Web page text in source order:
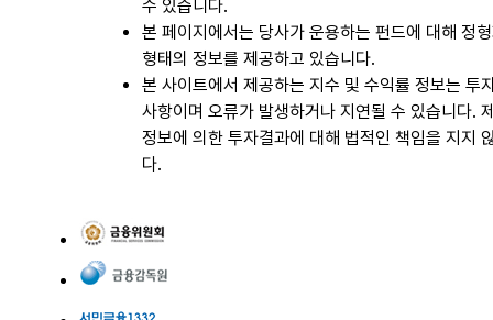
수 있습니다.
본 페이지에서는 당사가 운용하는 펀드에 대해 정
형태의 정보를 제공하고 있습니다.
본 사이트에서 제공하는 지수 및 수익률 정보는 투
사항이며 오류가 발생하거나 지연될 수 있습니다.
정보에 의한 투자결과에 대해 법적인 책임을 지지
다.